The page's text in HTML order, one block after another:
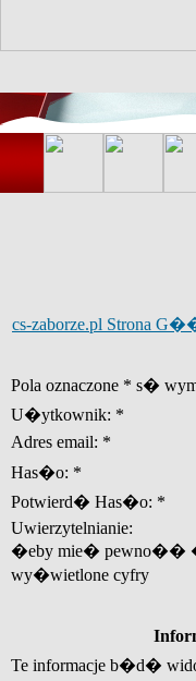
cs-zaborze.pl Strona
Pola oznaczone * s�
U�ytkownik: *
Adres email: *
Has�o: *
Potwierd� Has�o: *
Uwierzytelnianie:
�eby mie� pewno��
wy�wietlone cyfry
Te informacje b�d�